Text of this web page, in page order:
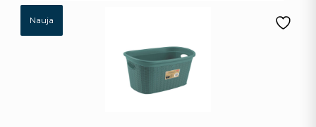
Nauja